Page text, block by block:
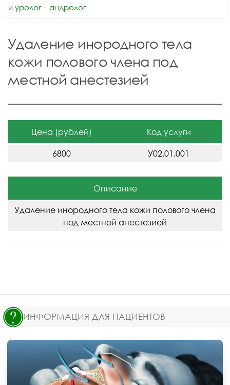
и уролог – андролог
Удаление инородного тела
кожи полового члена под
местной анестезией
Цена (рублей) Код услуги
6800 У02.01.001
Описание
Удаление инородного тела кожи полового члена
под местной анестезией
ИНФОРМАЦИЯ ДЛЯ ПАЦИЕНТОВ